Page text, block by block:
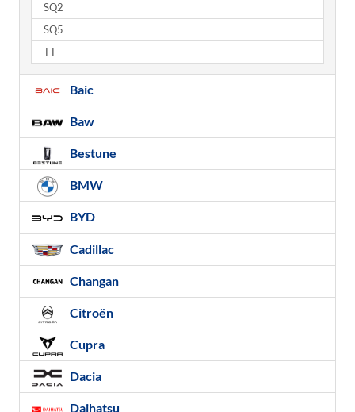
SQ2
SQ5
TT
Baic
Baw
Bestune
BMW
BYD
Cadillac
Changan
Citroën
Cupra
Dacia
Daihatsu